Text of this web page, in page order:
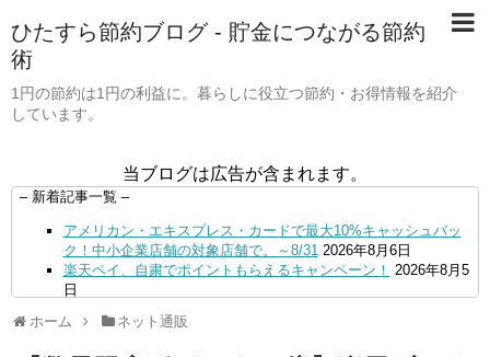
ひたすら節約ブログ - 貯金につながる節約
術
1円の節約は1円の利益に。暮らしに役立つ節約・お得情報を紹介
しています。
当ブログは広告が含まれます。
– 新着記事一覧 –
アメリカン・エキスプレス・カードで最大10%キャッシュバッ
ク！中小企業店舗の対象店舗で。～8/31 2026年8月6日
楽天ペイ、自粛でポイントもらえるキャンペーン！ 2026年8月5
日
元！
2026年8月5日
ホーム ネット通販